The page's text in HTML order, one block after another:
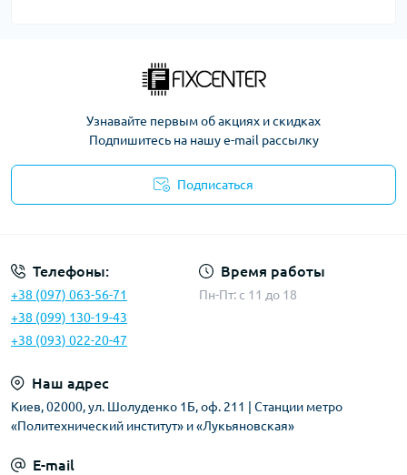
Узнавайте первым об акциях и скидках
Подпишитесь на нашу e-mail рассылку
Подписаться
Телефоны:
+38 (097) 063-56-71
+38 (099) 130-19-43
+38 (093) 022-20-47
Время работы
Пн-Пт: c 11 до 18
Наш адрес
Киев, 02000, ул. Шолуденко 1Б, оф. 211 | Станции метро
«Политехнический институт» и «Лукьяновская»
E-mail